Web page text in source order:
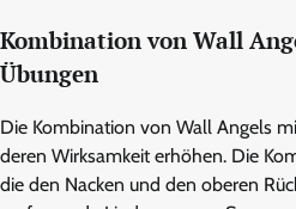
Kombination von Wall
Übungen
Die Kombination von Wall Angels
deren Wirksamkeit erhöhen. Die
die den Nacken und den oberen